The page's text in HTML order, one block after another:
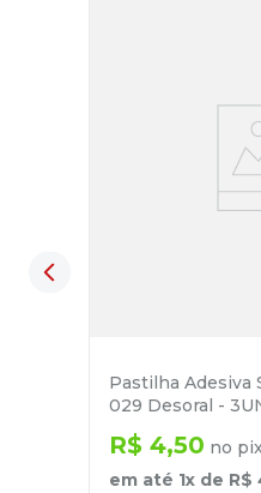
Pastilha Adesiva
029 Desoral -
R$ 4,50 no
em até 1x de R$